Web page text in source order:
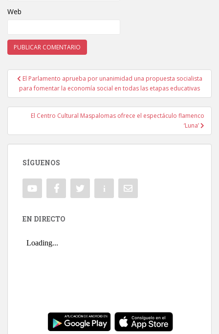
Web
Navegación de entradas
El Parlamento aprueba por unanimidad una propuesta socialista
para fomentar la economía social en todas las etapas educativas
El Centro Cultural Maspalomas ofrece el espectáculo flamenco
‘Luna’
SÍGUENOS
EN DIRECTO